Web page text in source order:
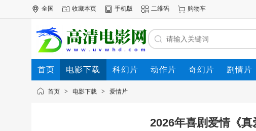
全国 收藏本页 手机版 二维码 购物车
首页 电影下载 科幻片 动作片 奇幻片 剧情片
电影专题 下载帮助
首页 > 电影下载 > 爱情片
2026年喜剧爱情《